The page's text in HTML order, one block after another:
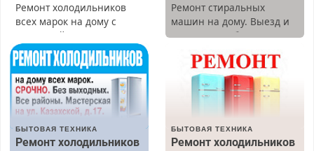
Ремонт холодильников
всех марок на дому с
гарантией. Замена
резины. Качественно.
Недорого. Без выходных.
Все районы. Скидка.
Вызов бесплатный.
Ремонт стиральных
машин на дому. Выезд и
диагностика бесплатно.
БЫТОВАЯ ТЕХНИКА
Ремонт холодильников
БЫТОВАЯ ТЕХНИКА
Ремонт холодильников